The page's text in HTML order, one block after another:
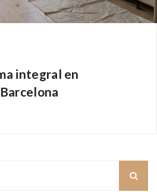
integral en